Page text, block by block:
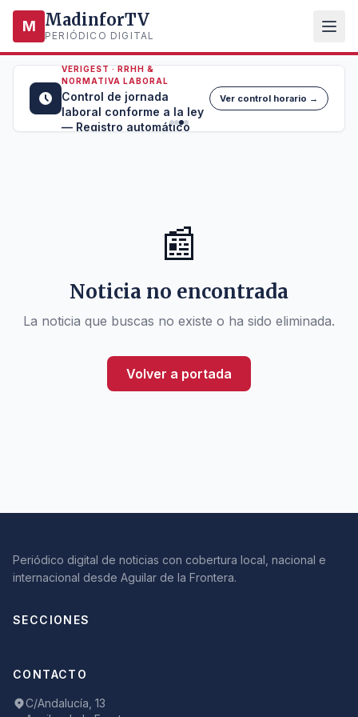
M MadinforTV
PERIÓDICO DIGITAL
VERIGEST · RRHH &
NORMATIVA LABORAL
Control de jornada
laboral conforme a la ley
— Registro automático
Ver control horario →
📰
Noticia no encontrada
La noticia que buscas no existe o ha sido eliminada.
Volver a portada
Periódico digital de noticias con cobertura local, nacional e
internacional desde Aguilar de la Frontera.
SECCIONES
CONTACTO
C/Andalucía, 13